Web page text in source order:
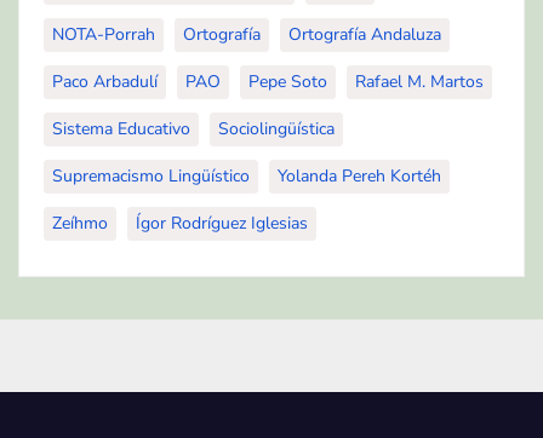
NOTA-Porrah Ortografía Ortografía Andaluza
Paco Arbadulí PAO Pepe Soto Rafael M. Martos
Sistema Educativo Sociolingüística
Supremacismo Lingüístico Yolanda Pereh Kortéh
Zeíhmo Ígor Rodríguez Iglesias